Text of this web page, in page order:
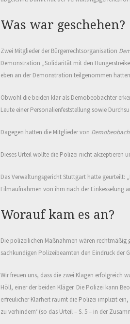
Was war geschehen?
Zwei Mitglieder der Bürgerrechtsorganisation
Demonstration „Solidarität mit den
eben an der Demonstration teilgenommen
Obwohl die beiden klar als Demobeobachter
Leute einer Personalienfeststellung sowie
Dagegen hatten die Mitglieder von
Dieses Urteil wollte die Polizei nicht akzeptieren
Das Verwaltungsgericht Stuttgart hatte geurteilt:
Filmaufnahmen von ihm nach der Einkesselung
Worauf kam es an?
Die polizeilichen Maßnahmen wären rechtmäßig
sachkundigen Polizeibeamten den Eindruck der
Wir freuen uns, dass die zwei Klagen erfolgreich
Höll, einer der beiden Kläger. Die Polizei kann
erfreulicher Klarheit räumt die Polizei implizit
zu verhindern‘ (so das Urteil – S. 5 – in der